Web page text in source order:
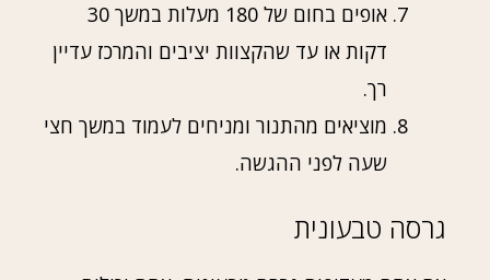
אופים בחום של 180 מעלות במשך 30
דקות או עד שהקצוות יציבים והמרכז עדיין
רך.
מוציאים מהתנור ומניחים לעמוד במשך חצי
שעה לפני ההגשה.
גרסה טבעונית